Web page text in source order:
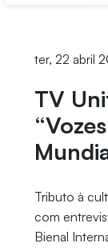
ter, 22 abril
TV
Tributo à
com
Bienal